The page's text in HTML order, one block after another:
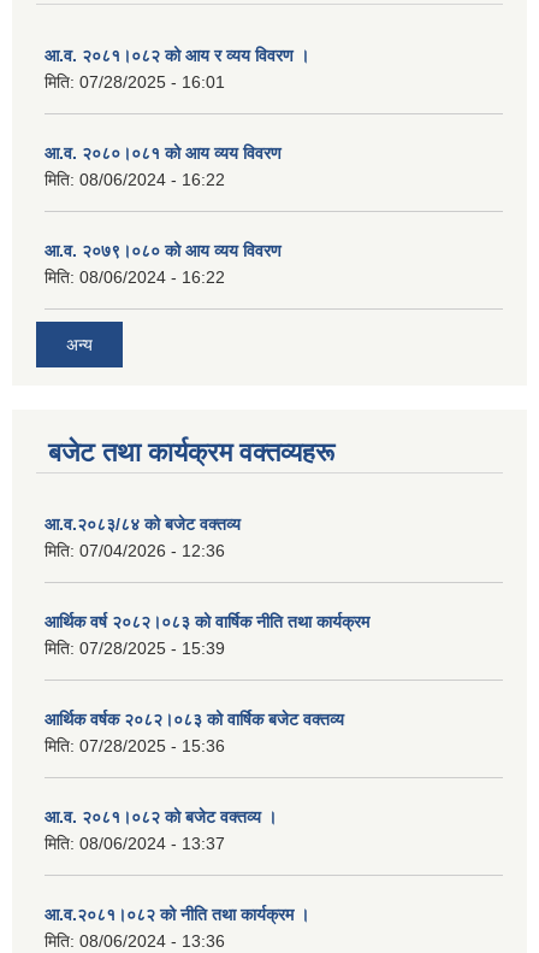
आ.व. २०८१।०८२ को आय र व्यय विवरण ।
मिति: 07/28/2025 - 16:01
आ.व. २०८०।०८१ को आय व्यय विवरण
मिति: 08/06/2024 - 16:22
आ.व. २०७९।०८० को आय व्यय विवरण
मिति: 08/06/2024 - 16:22
अन्य
बजेट तथा कार्यक्रम वक्तव्यहरू
आ.व.२०८३/८४ को बजेट वक्तव्य
मिति: 07/04/2026 - 12:36
आर्थिक वर्ष २०८२।०८३ को वार्षिक नीति तथा कार्यक्रम
मिति: 07/28/2025 - 15:39
आर्थिक वर्षक २०८२।०८३ को वार्षिक बजेट वक्तव्य
मिति: 07/28/2025 - 15:36
आ.व. २०८१।०८२ को बजेट वक्तव्य ।
मिति: 08/06/2024 - 13:37
आ.व.२०८१।०८२ को नीति तथा कार्यक्रम ।
मिति: 08/06/2024 - 13:36